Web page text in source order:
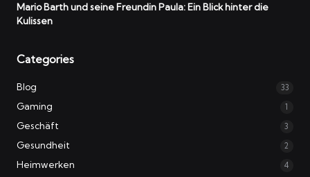
Mario Barth und seine Freundin Paula: Ein Blick hinter die
Kulissen
Categories
Blog 33
Gaming 1
Geschäft 3
Gesundheit 2
Heimwerken 4